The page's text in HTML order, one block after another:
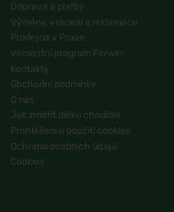
Doprava a platby
Výměny, vrácení a reklamace
Prodejna v Praze
Věrnostní program Ferwer
Kontakty
Obchodní podmínky
O nás
Jak změřit délku chodidla
Prohlášení o použití cookies
Ochrana osobních údajů
Cookies